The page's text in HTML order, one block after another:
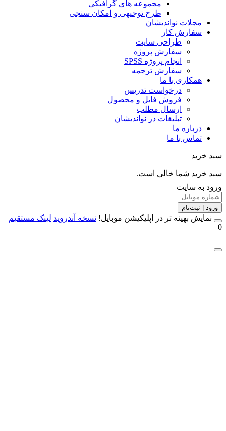
مجموعه های گرافیکی
طرح توجیهی و امکان سنجی
مجلات نواندیشان
سفارش کار
طراحی سایت
سفارش پروژه
انجام پروژه SPSS
سفارش ترجمه
همکاری با ما
درخواست تدریس
فروش فایل و محصول
ارسال مطلب
تبلیغات در نواندیشان
درباره ما
تماس با ما
خرید شما خالی است.
به سایت
| ثبت‌نام
بهینه تر در اپلیکیشن موبایل!نسخه آندروید لینک مستقیم